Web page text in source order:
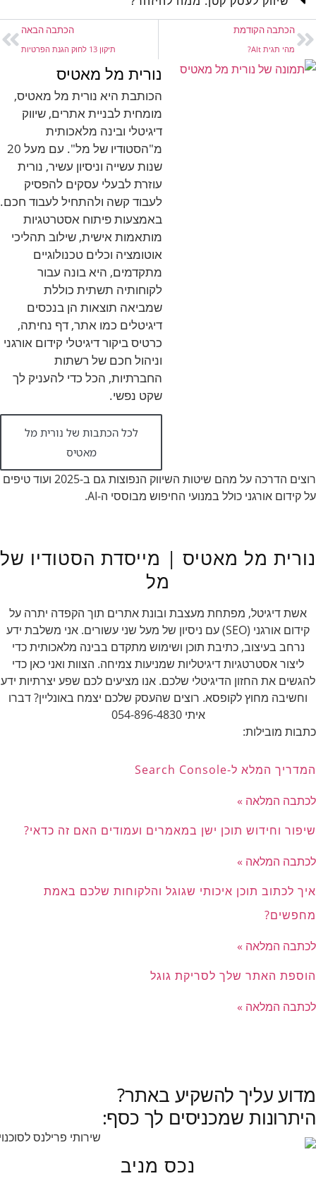
הכתבה הקודמת
מהי תגית Alt?
הכתבה הבאה
תיקון 13 לחוק הגנת הפרטיות
נורית מל מאטיס
הכותבת היא נורית מל מאטיס,
מומחית לבניית אתרים, שיווק
דיגיטלי ובינה מלאכותית
מ"הסטודיו של מל". עם מעל 20
שנות עשייה וניסיון עשיר, נורית
עוזרת לבעלי עסקים להפסיק
לעבוד קשה ולהתחיל לעבוד חכם.
באמצעות פיתוח אסטרטגיות
מותאמות אישית, שילוב תהליכי
אוטומציה וכלים טכנולוגיים
מתקדמים, היא בונה עבור
לקוחותיה תשתית כוללת
שמביאה תוצאות הן בנכסים
דיגיטלים כמו אתר, דף נחיתה,
כרטיס ביקור דיגיטלי קידום אורגני
וניהול חכם של רשתות
החברתיות, הכל כדי להעניק לך
שקט נפשי.
לכל הכתבות של נורית מל
מאטיס
רוצים הדרכה על מהם שיטות השיווק הנפוצות גם ב-2025 ועוד טיפים
על קידום אורגני כולל במנועי החיפוש מבוססי ה-AI.
נורית מל מאטיס | מייסדת הסטודיו של
מל
אשת דיגיטל, מפתחת מעצבת ובונת אתרים תוך הקפדה יתרה על
קידום אורגני (SEO) עם ניסיון של מעל שני עשורים. אני משלבת ידע
נרחב בעיצוב, כתיבת תוכן ושימוש מתקדם בבינה מלאכותית כדי
ליצור אסטרטגיות דיגיטליות שמניעות צמיחה. הצוות ואני כאן כדי
להגשים את החזון הדיגיטלי שלכם. אנו מציעים לכם שפע יצרתיות ידע
וחשיבה מחוץ לקופסא. רוצים שהעסק שלכם יצמח באונליין? דברו
איתי 054-896-4830
כתבות מובילות:
המדריך המלא ל-Search Console
לכתבה המלאה »
שיפור וחידוש תוכן ישן במאמרים ועמודים האם זה כדאי?
לכתבה המלאה »
איך לכתוב תוכן איכותי שגוגל והלקוחות שלכם באמת
מחפשים?
לכתבה המלאה »
הוספת האתר שלך לסריקת גוגל
לכתבה המלאה »
מדוע עליך להשקיע באתר?
היתרונות שמכניסים לך כסף:
נכס מניב